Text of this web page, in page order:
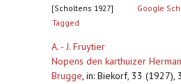
[Scholtens 1927] Google
Tagged
A. - J. Fruytier
Nopens den karthuizer
Brugge, in: Biekorf, 33 (1927),